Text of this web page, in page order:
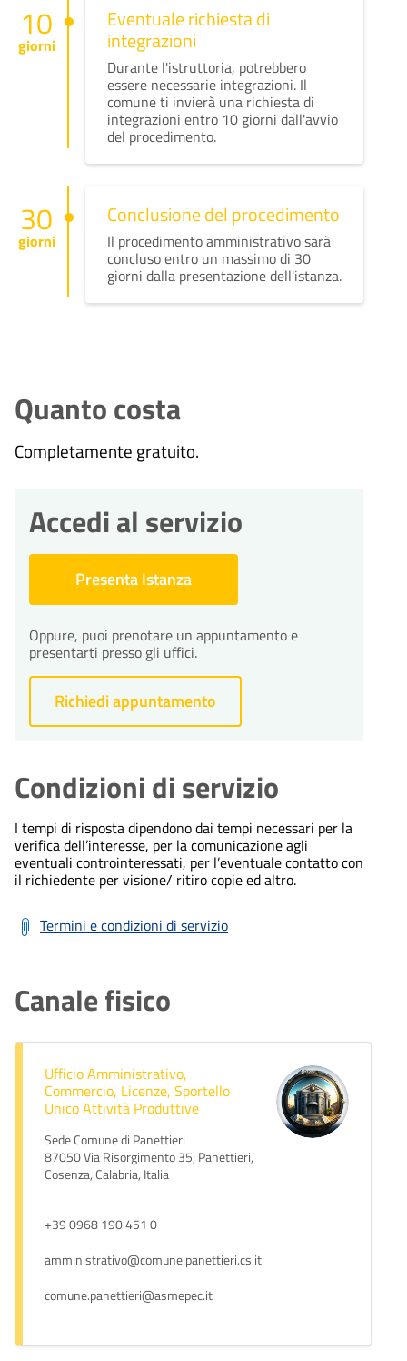
10
giorni
Eventuale richiesta di
integrazioni
Durante l'istruttoria, potrebbero
essere necessarie integrazioni. Il
comune ti invierà una richiesta di
integrazioni entro 10 giorni dall'avvio
del procedimento.
30
giorni
Conclusione del procedimento
Il procedimento amministrativo sarà
concluso entro un massimo di 30
giorni dalla presentazione dell'istanza.
Quanto costa
Completamente gratuito.
Accedi al servizio
Presenta Istanza
Oppure, puoi prenotare un appuntamento e
presentarti presso gli uffici.
Richiedi appuntamento
Condizioni di servizio
I tempi di risposta dipendono dai tempi necessari per la
verifica dell’interesse, per la comunicazione agli
eventuali controinteressati, per l’eventuale contatto con
il richiedente per visione/ ritiro copie ed altro.
Termini e condizioni di servizio
Canale fisico
Ufficio Amministrativo,
Commercio, Licenze, Sportello
Unico Attività Produttive
Sede Comune di Panettieri
87050 Via Risorgimento 35, Panettieri,
Cosenza, Calabria, Italia
+39 0968 190 451 0
amministrativo@comune.panettieri.cs.it
comune.panettieri@asmepec.it